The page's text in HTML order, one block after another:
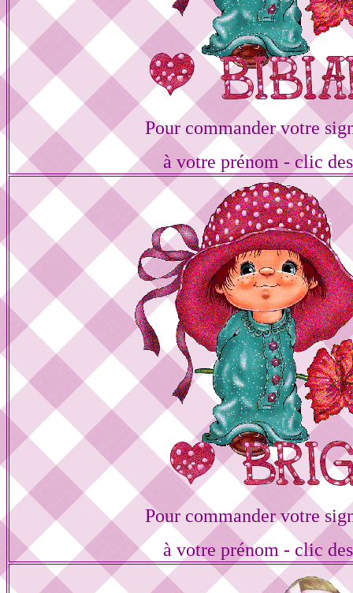
Pour commander votre
à votre prénom - clic
Pour commander votre
à votre prénom - clic